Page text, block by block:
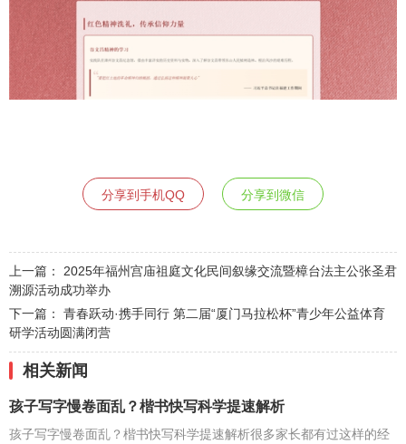
分享到手机QQ 分享到微信
上一篇： 2025年福州宫庙祖庭文化民间叙缘交流暨樟台法主公张圣君
溯源活动成功举办
下一篇： 青春跃动·携手同行 第二届“厦门马拉松杯”青少年公益体育
研学活动圆满闭营
相关新闻
孩子写字慢卷面乱？楷书快写科学提速解析
孩子写字慢卷面乱？楷书快写科学提速解析很多家长都有过这样的经